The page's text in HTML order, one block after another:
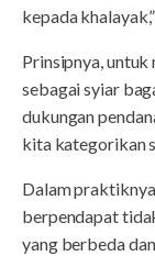
kepada
Prinsipnya, untuk
sebagai syiar
dukungan
kita kategorikan
Dalam
berpendapat
yang berbeda